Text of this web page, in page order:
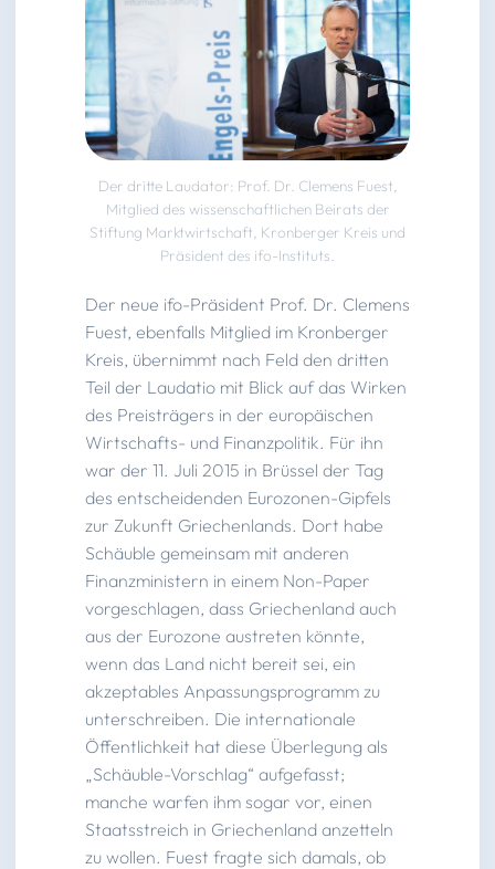
Der dritte Laudator: Prof. Dr. Clemens Fuest,
Mitglied des wissenschaftlichen Beirats der
Stiftung Marktwirtschaft, Kronberger Kreis und
Präsident des ifo-Instituts.
Der neue ifo-Präsident Prof. Dr. Clemens
Fuest, ebenfalls Mitglied im Kronberger
Kreis, übernimmt nach Feld den dritten
Teil der Laudatio mit Blick auf das Wirken
des Preisträgers in der europäischen
Wirtschafts- und Finanzpolitik. Für ihn
war der 11. Juli 2015 in Brüssel der Tag
des entscheidenden Eurozonen-Gipfels
zur Zukunft Griechenlands. Dort habe
Schäuble gemeinsam mit anderen
Finanzministern in einem Non-Paper
vorgeschlagen, dass Griechenland auch
aus der Eurozone austreten könnte,
wenn das Land nicht bereit sei, ein
akzeptables Anpassungsprogramm zu
unterschreiben. Die internationale
Öffentlichkeit hat diese Überlegung als
„Schäuble-Vorschlag“ aufgefasst;
manche warfen ihm sogar vor, einen
Staatsstreich in Griechenland anzetteln
zu wollen. Fuest fragte sich damals, ob